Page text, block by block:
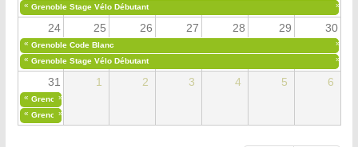
« Grenoble Stage Vélo Débutant »
24 25 26 27 28 29 30
« Grenoble Code Blanc
»
« Grenoble Stage Vélo Débutant »
31 1 2 3 4 5 6
« Grenoble Code Blanc
»
« Grenoble Stage Vélo Débutant
»